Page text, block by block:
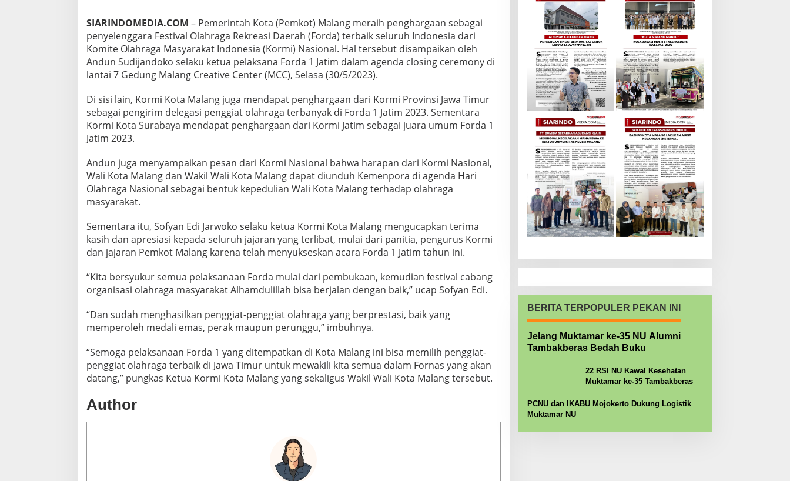
F
O
R
D
A
T
R
B
A
I
SIARINDOMEDIA.COM – Pemerintah Kota (Pemkot) Malang meraih penghargaan sebagai
penyelenggara Festival Olahraga Rekreasi Daerah (Forda) terbaik seluruh Indonesia dari
Komite Olahraga Masyarakat Indonesia (Kormi) Nasional. Hal tersebut disampaikan oleh
Andun Sudijandoko selaku ketua pelaksana Forda 1 Jatim dalam agenda closing ceremony di
lantai 7 Gedung Malang Creative Center (MCC), Selasa (30/5/2023).
Di sisi lain, Kormi Kota Malang juga mendapat penghargaan dari Kormi Provinsi Jawa Timur
sebagai pengirim delegasi penggiat olahraga terbanyak di Forda 1 Jatim 2023. Sementara
Kormi Kota Surabaya mendapat penghargaan dari Kormi Jatim sebagai juara umum Forda 1
Jatim 2023.
Andun juga menyampaikan pesan dari Kormi Nasional bahwa harapan dari Kormi Nasional,
Wali Kota Malang dan Wakil Wali Kota Malang dapat diunduh Kemenpora di agenda Hari
Olahraga Nasional sebagai bentuk kepedulian Wali Kota Malang terhadap olahraga
masyarakat.
Sementara itu, Sofyan Edi Jarwoko selaku ketua Kormi Kota Malang mengucapkan terima
kasih dan apresiasi kepada seluruh jajaran yang terlibat, mulai dari panitia, pengurus Kormi
dan jajaran Pemkot Malang karena telah menyukseskan acara Forda 1 Jatim tahun ini.
“Kita bersyukur semua pelaksanaan Forda mulai dari pembukaan, kemudian festival cabang
organisasi olahraga masyarakat Alhamdulillah bisa berjalan dengan baik,” ucap Sofyan Edi.
“Dan sudah menghasilkan penggiat-penggiat olahraga yang berprestasi, baik yang
memperoleh medali emas, perak maupun perunggu,” imbuhnya.
“Semoga pelaksanaan Forda 1 yang ditempatkan di Kota Malang ini bisa memilih penggiat-
penggiat olahraga terbaik di Jawa Timur untuk mewakili kita semua dalam Fornas yang akan
datang,” pungkas Ketua Kormi Kota Malang yang sekaligus Wakil Wali Kota Malang tersebut.
Author
BERITA TERPOPULER PEKAN INI
Jelang Muktamar ke-35 NU Alumni
Tambakberas Bedah Buku
22 RSI NU Kawal Kesehatan
Muktamar ke-35 Tambakberas
PCNU dan IKABU Mojokerto Dukung Logistik
Muktamar NU